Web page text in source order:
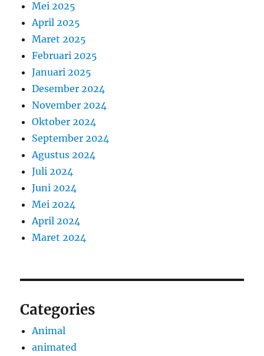
Mei 2025
April 2025
Maret 2025
Februari 2025
Januari 2025
Desember 2024
November 2024
Oktober 2024
September 2024
Agustus 2024
Juli 2024
Juni 2024
Mei 2024
April 2024
Maret 2024
Categories
Animal
animated